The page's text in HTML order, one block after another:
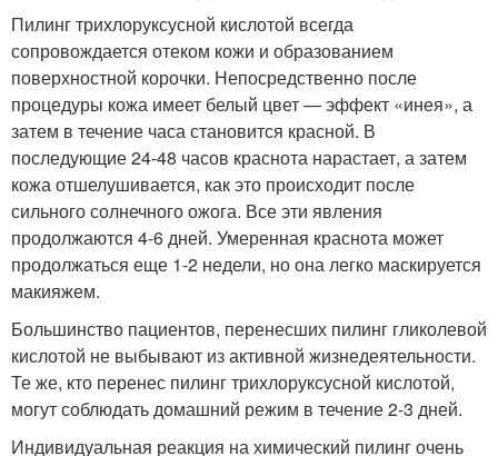
Пилинг трихлоруксусной кислотой всегда
сопровождается отеком кожи и образованием
поверхностной корочки. Непосредственно после
процедуры кожа имеет белый цвет — эффект «инея», а
затем в течение часа становится красной. В
последующие 24-48 часов краснота нарастает, а затем
кожа отшелушивается, как это происходит после
сильного солнечного ожога. Все эти явления
продолжаются 4-6 дней. Умеренная краснота может
продолжаться еще 1-2 недели, но она легко маскируется
макияжем.
Большинство пациентов, перенесших пилинг гликолевой
кислотой не выбывают из активной жизнедеятельности.
Те же, кто перенес пилинг трихлоруксусной кислотой,
могут соблюдать домашний режим в течение 2-3 дней.
Индивидуальная реакция на химический пилинг очень